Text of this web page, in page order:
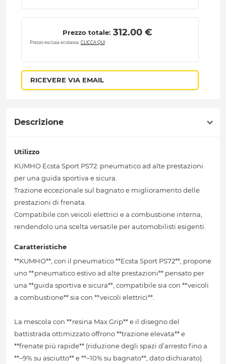
Prezzo totale: 312.00 €
Prezzo esclusa ecotassa. CLICCA QUI
RICEVERE VIA EMAIL
Descrizione
Utilizzo
KUMHO Ecsta Sport PS72: pneumatico ad alte prestazioni
per una guida sportiva e sicura.
Trazione eccezionale sul bagnato e miglioramento delle
prestazioni di frenata.
Compatibile con veicoli elettrici e a combustione interna,
rendendolo una scelta versatile per automobilisti esigenti.
Caratteristiche
**KUMHO**, con il pneumatico **Ecsta Sport PS72**, propone
uno **pneumatico estivo ad alte prestazioni** pensato per
una **guida sportiva e sicura**, compatibile sia con **veicoli
a combustione** sia con **veicoli elettrici**.
La mescola con **resina Max Grip** e il disegno del
battistrada ottimizzato offrono **trazione elevata** e
**frenate più rapide** (riduzione degli spazi d’arresto fino a
**~9% su asciutto** e **~10% su bagnato**, dato dichiarato).